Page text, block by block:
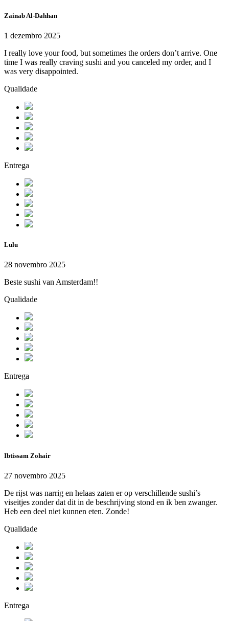
Zainab Al-Dahhan
1 dezembro 2025
I really love your food, but sometimes the orders don’t arrive. One
time I was really craving sushi and you canceled my order, and I
was very disappointed.
Qualidade
Entrega
Lulu
28 novembro 2025
Beste sushi van Amsterdam!!
Qualidade
Entrega
Ibtissam Zohair
27 novembro 2025
De rijst was narrig en helaas zaten er op verschillende sushi’s
viseitjes zonder dat dit in de beschrijving stond en ik ben zwanger.
Heb een deel niet kunnen eten. Zonde!
Qualidade
Entrega